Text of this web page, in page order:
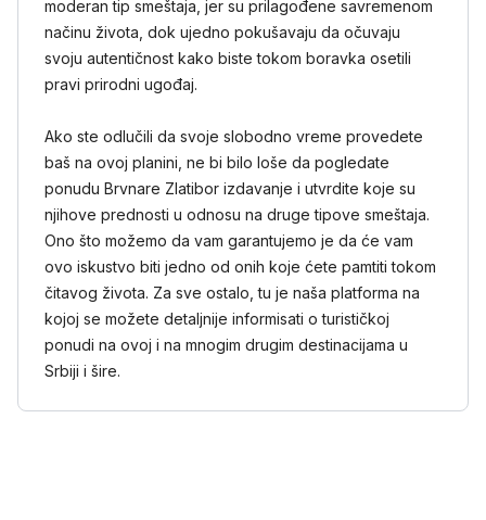
moderan tip smeštaja, jer su prilagođene savremenom
načinu života, dok ujedno pokušavaju da očuvaju
svoju autentičnost kako biste tokom boravka osetili
pravi prirodni ugođaj.
Ako ste odlučili da svoje slobodno vreme provedete
baš na ovoj planini, ne bi bilo loše da pogledate
ponudu Brvnare Zlatibor izdavanje i utvrdite koje su
njihove prednosti u odnosu na druge tipove smeštaja.
Ono što možemo da vam garantujemo je da će vam
ovo iskustvo biti jedno od onih koje ćete pamtiti tokom
čitavog života. Za sve ostalo, tu je naša platforma na
kojoj se možete detaljnije informisati o turističkoj
ponudi na ovoj i na mnogim drugim destinacijama u
Srbiji i šire.